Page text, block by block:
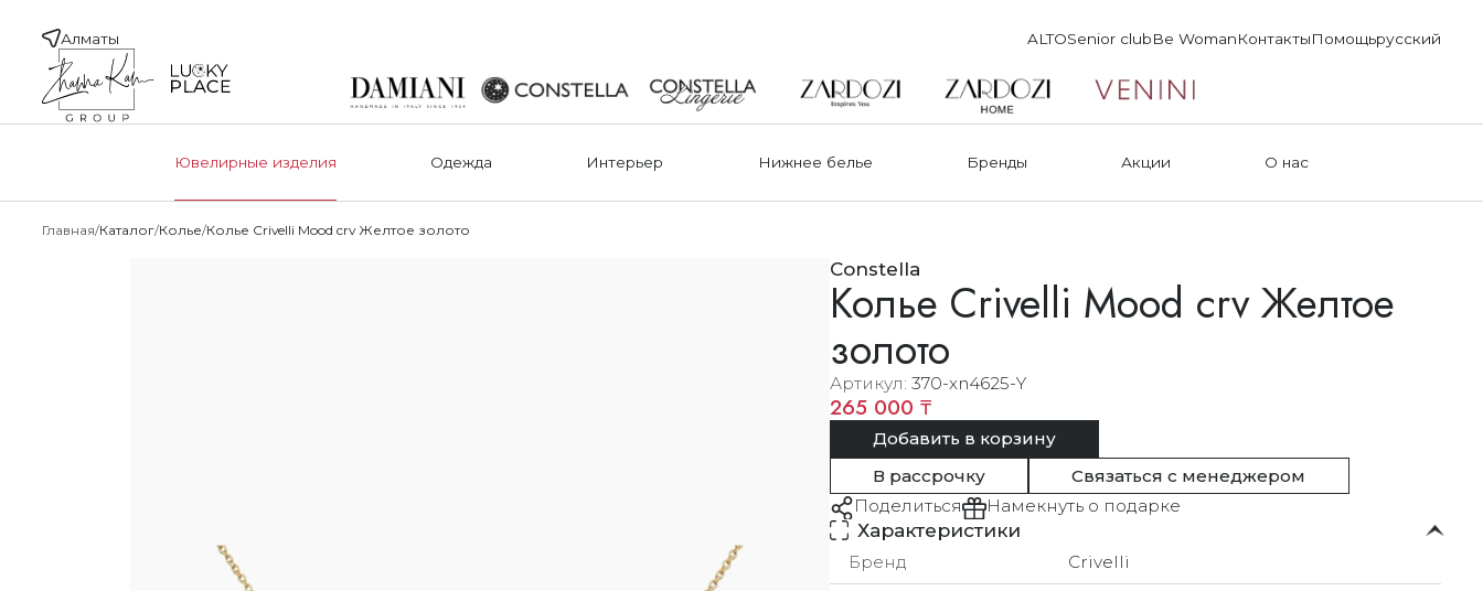
Алматы ALTOSenior clubBe WomanКонтактыПомощьрусский
Ювелирные изделия Одежда Интерьер Нижнее белье Бренды Акции О нас
Главная Каталог Колье Колье Crivelli Mood crv Желтое золото
Constella
Колье Crivelli Mood crv Желтое
золото
Артикул 370-xn4625-Y
265 000 ₸
Добавить в корзину
В рассрочку
Связаться с менеджером
Поделиться
Намекнуть о подарке
Характеристики
Бренд Crivelli